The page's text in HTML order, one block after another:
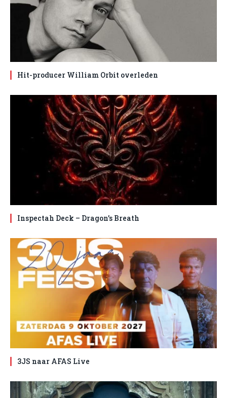
Hit-producer William Orbit overleden
Inspectah Deck – Dragon’s Breath
3JS naar AFAS Live